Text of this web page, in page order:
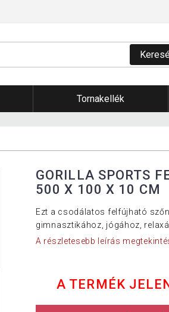
Tornakellék
GORILLA SPORTS
500 X 100 X 10 CM
Ezt a csodálatos felfújható
gimnasztikához, jógához,
A részletesebb leírás
A TERMÉK